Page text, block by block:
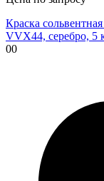
Краска
VVX44, серебро, 5
00